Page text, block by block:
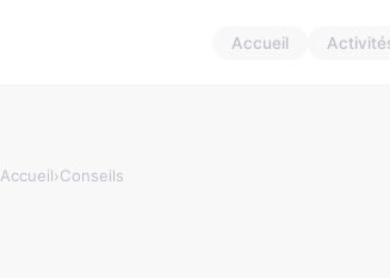
Accueil
Accueil›Conseils